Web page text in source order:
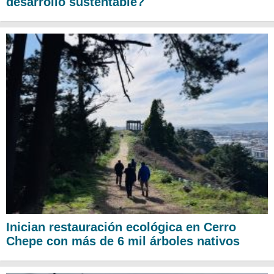
Inician restauración ecológica en Cerro
Chepe con más de 6 mil árboles nativos